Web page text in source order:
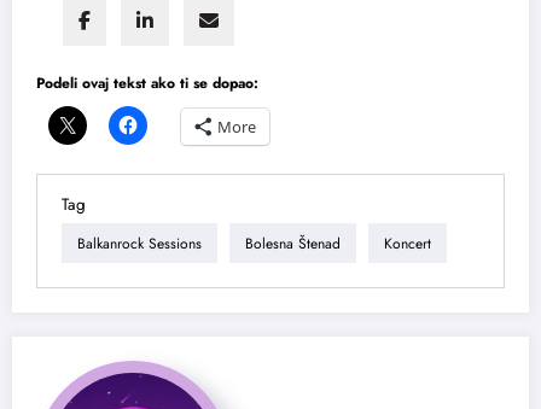
Podeli ovaj tekst ako ti se dopao:
More
Tag
Balkanrock Sessions Bolesna Štenad Koncert